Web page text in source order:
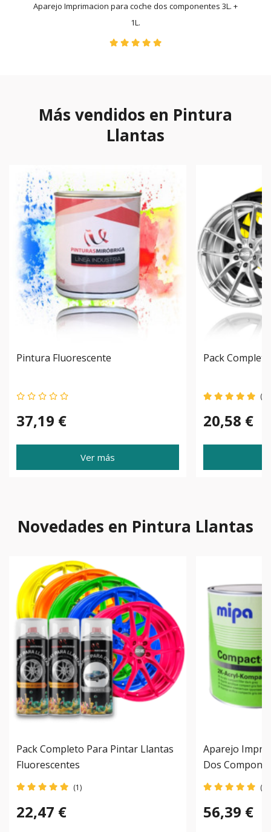
Aparejo Imprimacion para coche dos componentes 3L. +
1L.
Más vendidos en Pintura
Llantas
Pintura Fluorescente
37,19 €
Ver más
Pack
(1)
20,58 €
Novedades en Pintura Llantas
Pack Completo Para Pintar Llantas
Fluorescentes
(1)
22,47 €
Aparejo
Dos
(1)
56,39 €